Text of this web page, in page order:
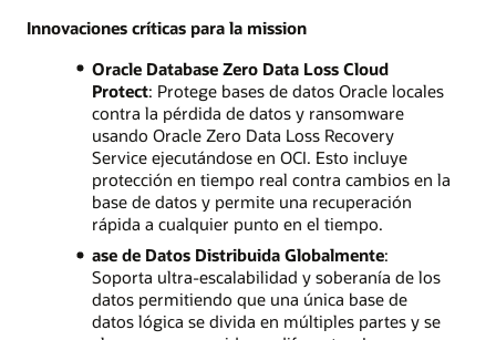
Innovaciones críticas para la mission
Oracle Database Zero Data Loss Cloud
Protect: Protege bases de datos Oracle locales
contra la pérdida de datos y ransomware
usando Oracle Zero Data Loss Recovery
Service ejecutándose en OCI. Esto incluye
protección en tiempo real contra cambios en la
base de datos y permite una recuperación
rápida a cualquier punto en el tiempo.
ase de Datos Distribuida Globalmente:
Soporta ultra-escalabilidad y soberanía de los
datos permitiendo que una única base de
datos lógica se divida en múltiples partes y se